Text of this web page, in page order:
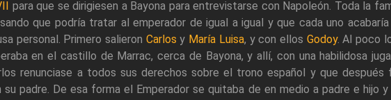
para que se dirigiesen a Bayona para entrevistarse con Napoleón. Toda la
que podría tratar al emperador de igual a igual y que cada uno
personal. Primero salieron Carlos y María Luisa, y con ellos Godoy. Al poco
en el castillo de Marrac, cerca de Bayona, y allí, con una habilidosa
renunciase a todos sus derechos sobre el trono español y que después
su padre. De esa forma el Emperador se quitaba de en medio a padre e hijo